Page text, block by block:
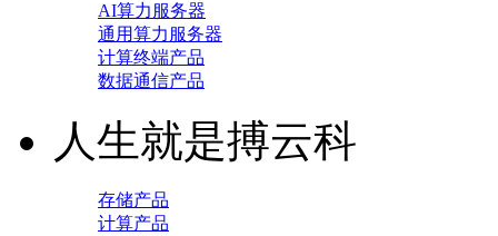
AI算力服务器
通用算力服务器
计算终端产品
数据通信产品
人生就是搏云科
存储产品
计算产品